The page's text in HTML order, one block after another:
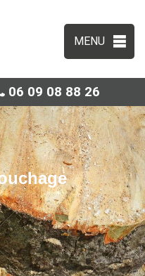
MENU
06 09 08 88 26